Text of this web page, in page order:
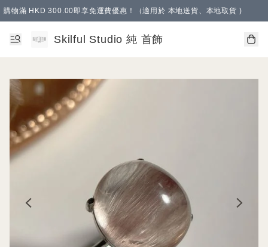
購物滿 HKD 300.00即享免運費優惠！（適用於 本地送貨、本地取貨 )
Skilful Studio 純 首飾